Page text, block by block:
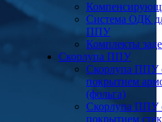
Система ОДК
ППУ
Комплекты
Скорлупа ППУ
Скорлупа ППУ
покрытием
(фольга)
Скорлупа ППУ
покрытием